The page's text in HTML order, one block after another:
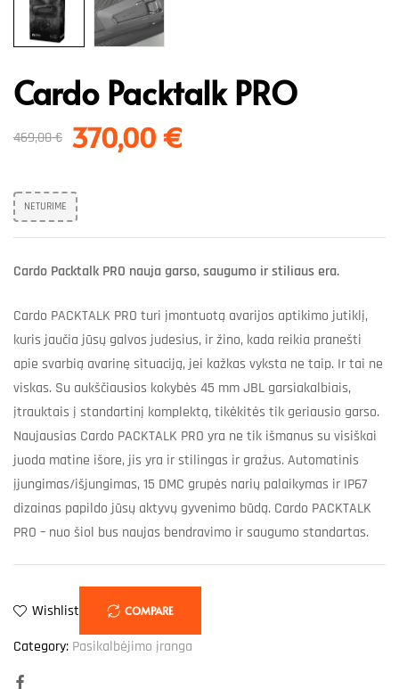
Cardo Packtalk PRO
469,00€ 370,00€
NETURIME
Cardo Packtalk PRO nauja garso, saugumo ir stiliaus era.
Cardo PACKTALK PRO turi įmontuotą avarijos aptikimo jutiklį,
kuris jaučia jūsų galvos judesius, ir žino, kada reikia pranešti
apie svarbią avarinę situaciją, jei kažkas vyksta ne taip. Ir tai ne
viskas. Su aukščiausios kokybės 45 mm JBL garsiakalbiais,
įtrauktais į standartinį komplektą, tikėkitės tik geriausio garso.
Naujausias Cardo PACKTALK PRO yra ne tik išmanus su visiškai
juoda matine išore, jis yra ir stilingas ir gražus. Automatinis
įjungimas/išjungimas, 15 DMC grupės narių palaikymas ir IP67
dizainas papildo jūsų aktyvų gyvenimo būdą. Cardo PACKTALK
PRO – nuo šiol bus naujas bendravimo ir saugumo standartas.
Wishlist COMPARE
Category: Pasikalbėjimo įranga